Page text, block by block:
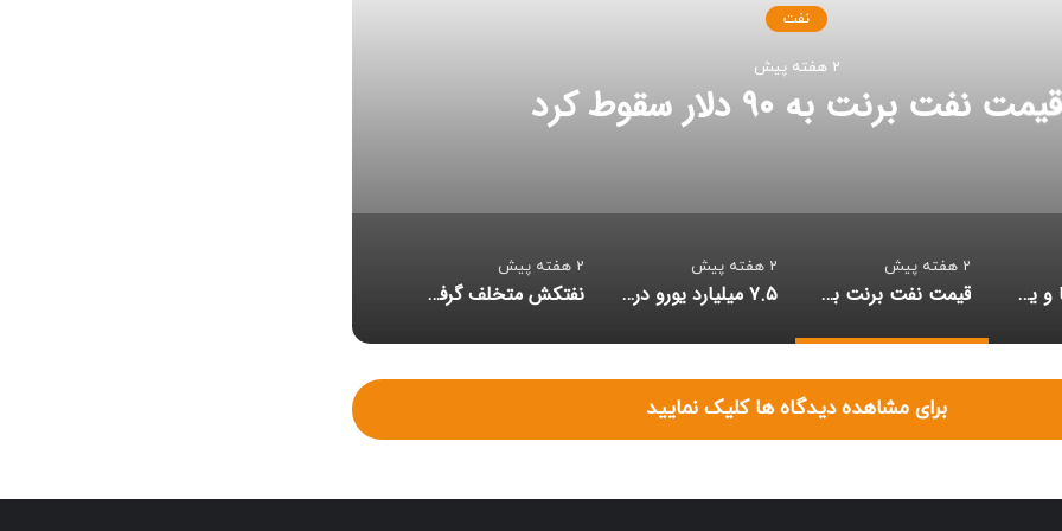
نفت
2 هفته پیش
قیمت نفت برنت به ۹۰ دلار سقوط کرد
فرار تراستی‌ها و یک پارادوکس حقوقی: فرار از ایران و ورود به حوزۀ قضایی آمریکا
2 هفته پیش
قیمت نفت برنت به ۹۰ دلار سقوط کرد
2 هفته پیش
۷.۵ میلیارد یورو در پرونده تراستی‌ها به بیت المال بازگشت
2 هفته پیش
نفتکش متخلف گرفتار مین شد
برای مشاهده دیدگاه ها کلیک نمایید